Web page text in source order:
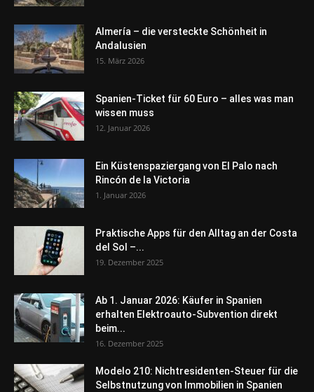
Almería – die versteckte Schönheit in
Andalusien
15. März 2026
Spanien-Ticket für 60 Euro – alles was man
wissen muss
12. Januar 2026
Ein Küstenspaziergang von El Palo nach
Rincón de la Victoria
1. Januar 2026
Praktische Apps für den Alltag an der Costa
del Sol –...
19. Dezember 2025
Ab 1. Januar 2026: Käufer in Spanien
erhalten Elektroauto-Subvention direkt
beim...
16. Dezember 2025
Modelo 210: Nichtresidenten-Steuer für die
Selbstnutzung von Immobilien in Spanien